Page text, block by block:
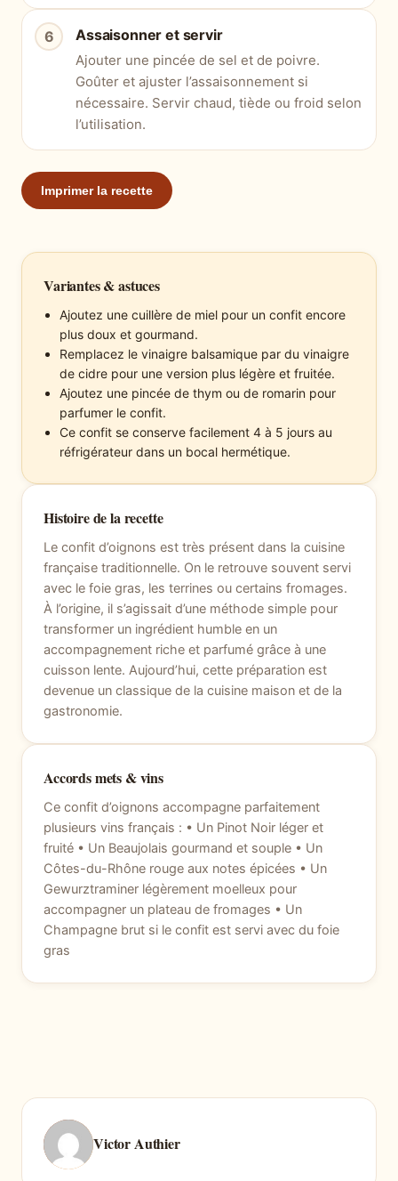
Assaisonner et servir
Ajouter une pincée de sel et de poivre.
Goûter et ajuster l’assaisonnement si
nécessaire. Servir chaud, tiède ou froid selon
l’utilisation.
Imprimer la recette
Variantes & astuces
Ajoutez une cuillère de miel pour un confit encore
plus doux et gourmand.
Remplacez le vinaigre balsamique par du vinaigre
de cidre pour une version plus légère et fruitée.
Ajoutez une pincée de thym ou de romarin pour
parfumer le confit.
Ce confit se conserve facilement 4 à 5 jours au
réfrigérateur dans un bocal hermétique.
Histoire de la recette
Le confit d’oignons est très présent dans la cuisine
française traditionnelle. On le retrouve souvent servi
avec le foie gras, les terrines ou certains fromages.
À l’origine, il s’agissait d’une méthode simple pour
transformer un ingrédient humble en un
accompagnement riche et parfumé grâce à une
cuisson lente. Aujourd’hui, cette préparation est
devenue un classique de la cuisine maison et de la
gastronomie.
Accords mets & vins
Ce confit d’oignons accompagne parfaitement
plusieurs vins français : • Un Pinot Noir léger et
fruité • Un Beaujolais gourmand et souple • Un
Côtes-du-Rhône rouge aux notes épicées • Un
Gewurztraminer légèrement moelleux pour
accompagner un plateau de fromages • Un
Champagne brut si le confit est servi avec du foie
gras
Victor Authier